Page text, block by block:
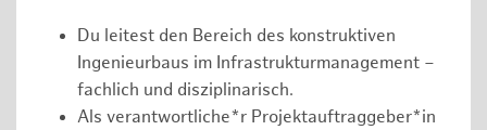
Du leitest den Bereich des konstruktiven
Ingenieurbaus im Infrastrukturmanagement –
fachlich und disziplinarisch.
Als verantwortliche*r Projektauftraggeber*in